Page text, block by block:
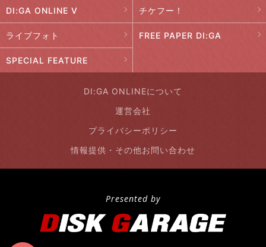
DI:GA ONLINE V チケフー！
ライブフォト FREE PAPER DI:GA
SPECIAL FEATURE
DI:GA ONLINEについて
運営会社
プライバシーポリシー
情報提供・その他お問い合わせ
Presented by